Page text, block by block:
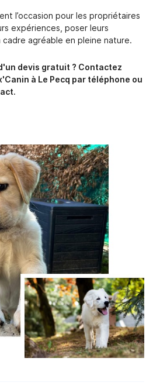
l’occasion pour les propriétaires
expériences, poser leurs
agréable en pleine nature.
devis gratuit ? Contactez
à Le Pecq par téléphone ou